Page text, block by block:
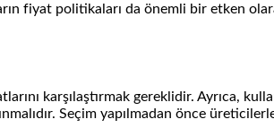
fiyat politikaları da önemli bir etken
karşılaştırmak gereklidir. Ayrıca,
Seçim yapılmadan önce